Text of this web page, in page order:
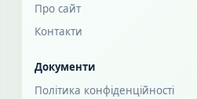
Про сайт
Контакти
Документи
Політика конфіденційності